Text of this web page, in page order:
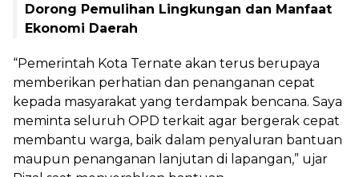
Dorong Pemulihan Lingkungan dan Manfaat
Ekonomi Daerah
“Pemerintah Kota Ternate akan terus berupaya
memberikan perhatian dan penanganan cepat
kepada masyarakat yang terdampak bencana. Saya
meminta seluruh OPD terkait agar bergerak cepat
membantu warga, baik dalam penyaluran bantuan
maupun penanganan lanjutan di lapangan,” ujar